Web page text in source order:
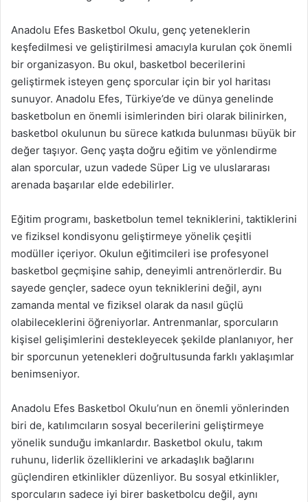
Anadolu Efes Basketbol Okulu, genç yeteneklerin
keşfedilmesi ve geliştirilmesi amacıyla kurulan çok önemli
bir organizasyon. Bu okul, basketbol becerilerini
geliştirmek isteyen genç sporcular için bir yol haritası
sunuyor. Anadolu Efes, Türkiye’de ve dünya genelinde
basketbolun en önemli isimlerinden biri olarak bilinirken,
basketbol okulunun bu sürece katkıda bulunması büyük bir
değer taşıyor. Genç yaşta doğru eğitim ve yönlendirme
alan sporcular, uzun vadede Süper Lig ve uluslararası
arenada başarılar elde edebilirler.
Eğitim programı, basketbolun temel tekniklerini, taktiklerini
ve fiziksel kondisyonu geliştirmeye yönelik çeşitli
modüller içeriyor. Okulun eğitimcileri ise profesyonel
basketbol geçmişine sahip, deneyimli antrenörlerdir. Bu
sayede gençler, sadece oyun tekniklerini değil, aynı
zamanda mental ve fiziksel olarak da nasıl güçlü
olabileceklerini öğreniyorlar. Antrenmanlar, sporcuların
kişisel gelişimlerini destekleyecek şekilde planlanıyor, her
bir sporcunun yetenekleri doğrultusunda farklı yaklaşımlar
benimseniyor.
Anadolu Efes Basketbol Okulu’nun en önemli yönlerinden
biri de, katılımcıların sosyal becerilerini geliştirmeye
yönelik sunduğu imkanlardır. Basketbol okulu, takım
ruhunu, liderlik özelliklerini ve arkadaşlık bağlarını
güçlendiren etkinlikler düzenliyor. Bu sosyal etkinlikler,
sporcuların sadece iyi birer basketbolcu değil, aynı